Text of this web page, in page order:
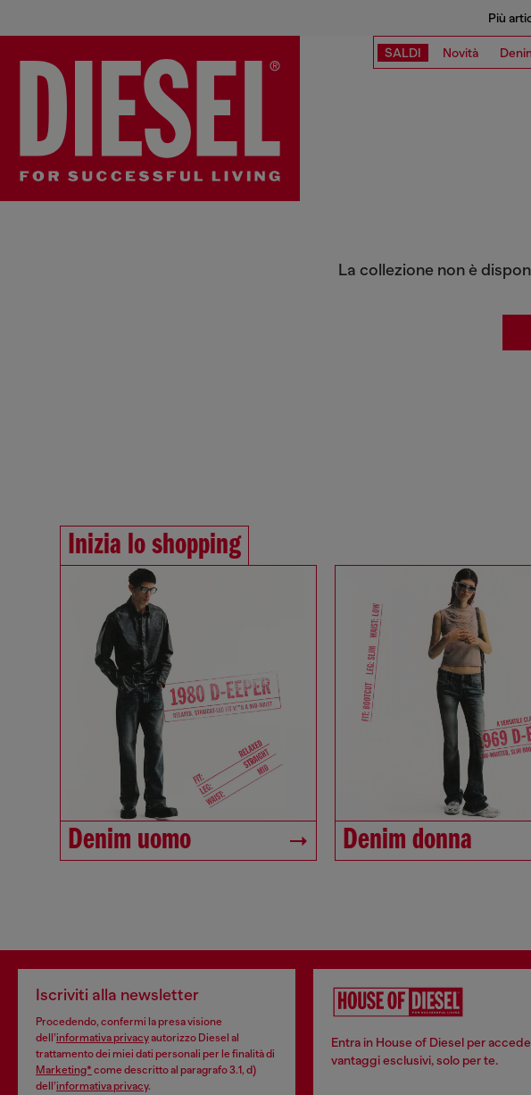
Più
SALDI Novità
1971 D-Sent | Vita alta
La collezione non è
Inizia lo shopping
Denim uomo Denim donna
Iscriviti alla newsletter
Procedendo, confermi la presa visione
dell’informativa privacyautorizzo Diesel al
trattamento dei miei dati personali per le finalità di
Marketing* come descritto al paragrafo 3.1, d)
dell’informativa privacy.
Entra in House of Diesel per
vantaggi esclusivi, solo per te.